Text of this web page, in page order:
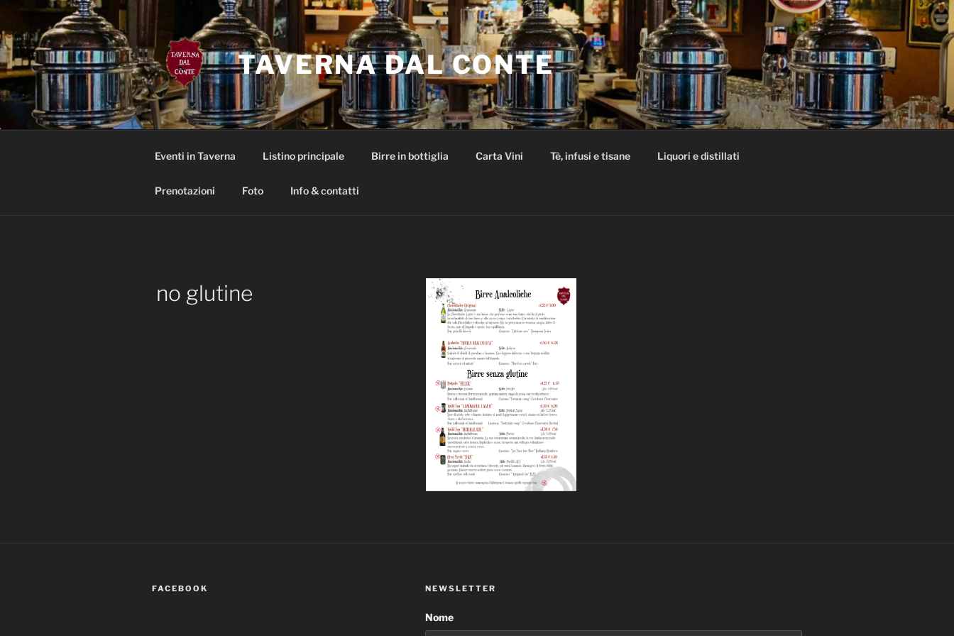
contenuto
TAVERNA DAL CONTE
Eventi in Taverna Listino principale Birre in bottiglia Carta Vini Tè, infusi e tisane Liquori e distillati
Prenotazioni Foto Info & contatti
no glutine
FACEBOOK NEWSLETTER
Nome